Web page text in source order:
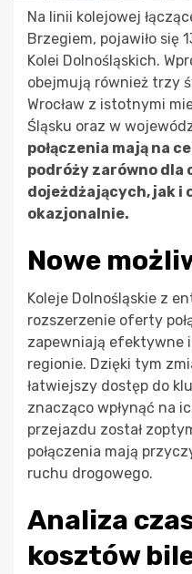
Na linii kolejowej
Brzegiem, pojawiło się
Kolei Dolnośląskich.
obejmują również trzy
Wrocław z istotnymi
Śląsku oraz w
połączenia mają na
podróży zarówno dla
dojeżdżających, jak i
okazjonalnie.
Nowe
Koleje Dolnośląskie z
rozszerzenie oferty
zapewniają efektywne i
regionie. Dzięki tym
łatwiejszy dostęp do
znacząco wpłynąć na
przejazdu został
połączenia mają
ruchu drogowego.
Analiza
kosztów